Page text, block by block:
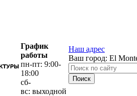
График
работы
пн-пт: 9:00-
18:00
сб-
вс: выходной
Наш адрес
Ваш город: El